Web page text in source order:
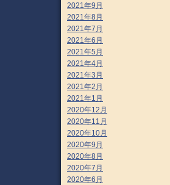
2021年9月
2021年8月
2021年7月
2021年6月
2021年5月
2021年4月
2021年3月
2021年2月
2021年1月
2020年12月
2020年11月
2020年10月
2020年9月
2020年8月
2020年7月
2020年6月